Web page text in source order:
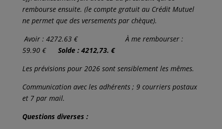
rembourse ensuite. (le compte gratuit au Crédit Mutuel
ne permet que des versements par chèque).
Avoir : 4272.63 € À me rembourser :
59.90 € Solde : 4212,73. €
Les prévisions pour 2026 sont sensiblement les mêmes.
Communication avec les adhérents ; 9 courriers postaux
et 7 par mail.
Questions diverses :